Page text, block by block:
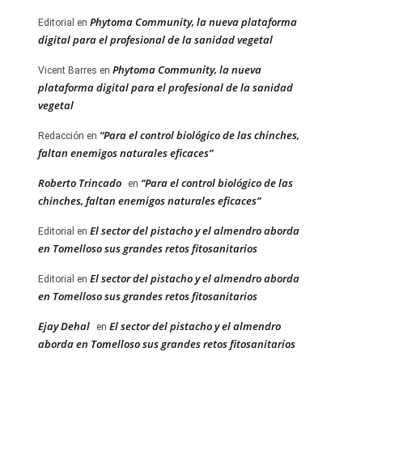
Editorial en Phytoma Community, la nueva plataforma
digital para el profesional de la sanidad vegetal
Vicent Barres en Phytoma Community, la nueva
plataforma digital para el profesional de la sanidad
vegetal
Redacción en “Para el control biológico de las chinches,
faltan enemigos naturales eficaces”
Roberto Trincado en “Para el control biológico de las
chinches, faltan enemigos naturales eficaces”
Editorial en El sector del pistacho y el almendro aborda
en Tomelloso sus grandes retos fitosanitarios
Editorial en El sector del pistacho y el almendro aborda
en Tomelloso sus grandes retos fitosanitarios
Ejay Dehal en El sector del pistacho y el almendro
aborda en Tomelloso sus grandes retos fitosanitarios